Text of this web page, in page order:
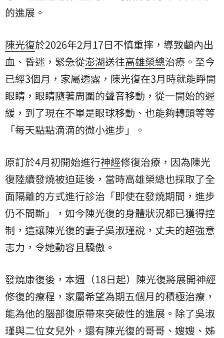
的進展。
陳光復於2026年2月17日不慎重摔，導致顱內出
血、昏迷，緊急從澎湖送往高雄榮總治療。至今
已經3個月，家屬透露，陳光復在3月時就能睜開
眼睛，眼睛隨著周圍的聲音移動，從一開始的遲
緩，到了現在不單是眼球移動、也能夠轉頭等等
「每天點點滴滴的微小進步」。
原訂於4月初開始進行神經修復治療，因為陳光
復陸續發燒被迫延後，當時高雄榮總也採取了全
面隔離的方式進行診治「即使在發燒期間，進步
仍不間斷」，如今陳光復的身體狀況都已獲得控
制，這讓陳光復的妻子吳淑瑾說，丈夫的超強意
志力，令她動容且驕傲。
發燒康復後，本週（18日起）陳光復將展開神經
修復的療程，家屬希望為期五個月的積極治療，
能為他的腦部復原帶來突破性的進展。除了吳淑
瑾與二位女兒外，還有陳光復的哥哥、嫂嫂、姊